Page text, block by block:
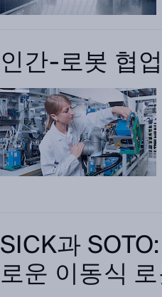
인간-로봇 협
SICK과
로운 이동식